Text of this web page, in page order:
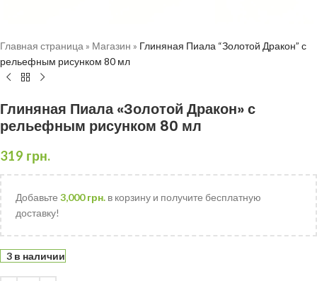
Главная страница » Магазин » Глиняная Пиала “Золотой Дракон” с
рельефным рисунком 80 мл
Глиняная Пиала «Золотой Дракон» с
рельефным рисунком 80 мл
319 грн.
Добавьте 3,000грн. в корзину и получите бесплатную
доставку!
3 в наличии